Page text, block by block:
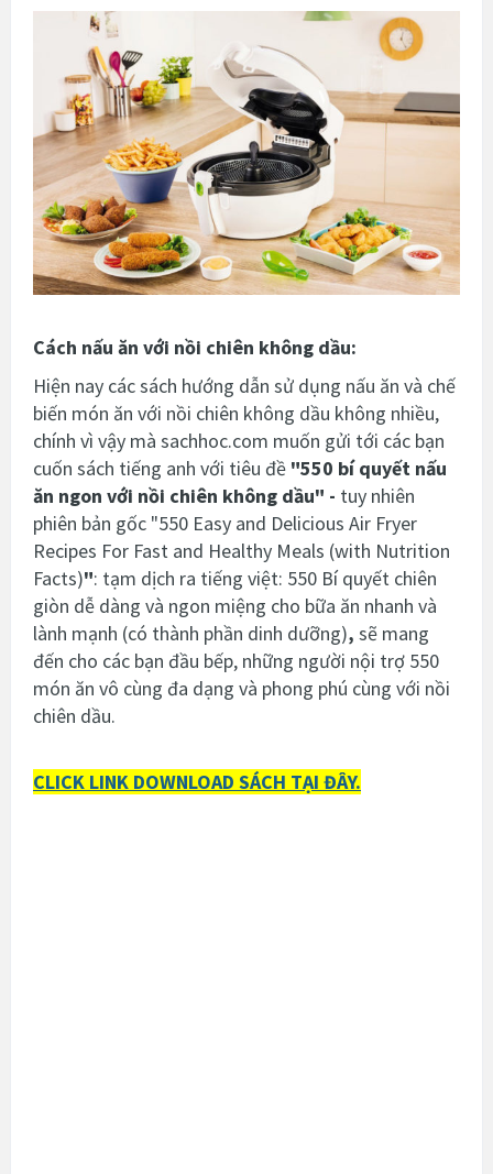
Cách nấu ăn với nồi chiên không dầu:
Hiện nay các sách hướng dẫn sử dụng nấu ăn và chế
biến món ăn với nồi chiên không dầu không nhiều,
chính vì vậy mà sachhoc.com muốn gửi tới các bạn
cuốn sách tiếng anh với tiêu đề "550 bí quyết nấu
ăn ngon với nồi chiên không dầu" - tuy nhiên
phiên bản gốc "550 Easy and Delicious Air Fryer
Recipes For Fast and Healthy Meals (with Nutrition
Facts)": tạm dịch ra tiếng việt: 550 Bí quyết chiên
giòn dễ dàng và ngon miệng cho bữa ăn nhanh và
lành mạnh (có thành phần dinh dưỡng), sẽ mang
đến cho các bạn đầu bếp, những người nội trợ 550
món ăn vô cùng đa dạng và phong phú cùng với nồi
chiên dầu.
CLICK LINK DOWNLOAD SÁCH TẠI ĐÂY.